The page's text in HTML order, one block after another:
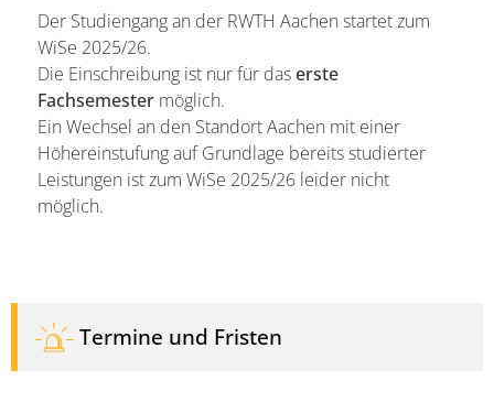
Der Studiengang an der RWTH Aachen startet zum
WiSe 2025/26.
Die Einschreibung ist nur für daserste
Fachsemester möglich.
Ein Wechsel an den Standort Aachen mit einer
Höhereinstufung auf Grundlage bereits studierter
Leistungen ist zum WiSe 2025/26 leider nicht
möglich.
Termine und Fristen